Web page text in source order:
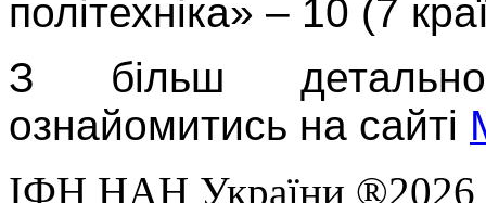
політехніка» – 10 (7
З більш
ознайомитись на сайті
ІФН НАН України ®2026